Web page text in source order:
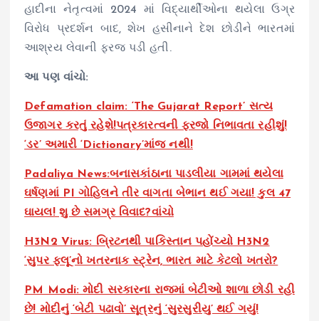
હાદીના નેતૃત્વમાં 2024 માં વિદ્યાર્થીઓના થયેલા ઉગ્ર
વિરોધ પ્રદર્શન બાદ, શેખ હસીનાને દેશ છોડીને ભારતમાં
આશ્રય લેવાની ફરજ પડી હતી.
આ પણ વાંચો:
Defamation claim: ‘The Gujarat Report’ સત્ય
ઉજાગર કરતું રહેશે!પત્રકારત્વની ફરજો નિભાવતા રહીશું!
‘ડર’ અમારી ‘Dictionary’માંજ નથી!
Padaliya News:બનાસકાંઠાના પાડલીયા ગામમાં થયેલા
ઘર્ષણમાં PI ગોહિલને તીર વાગતા બેભાન થઈ ગયા! કુલ 47
ઘાયલ! શુ છે સમગ્ર વિવાદ?વાંચો
H3N2 Virus: બ્રિટનથી પાકિસ્તાન પહોંચ્યો H3N2
‘સુપર ફ્લૂ’નો ખતરનાક સ્ટ્રેન, ભારત માટે કેટલો ખતરો?
PM Modi: મોદી સરકારના રાજમાં બેટીઓ શાળા છોડી રહી
છે! મોદીનું ‘બેટી પઢાવો’ સૂત્રનું ‘સુરસુરીયુ’ થઈ ગયું!